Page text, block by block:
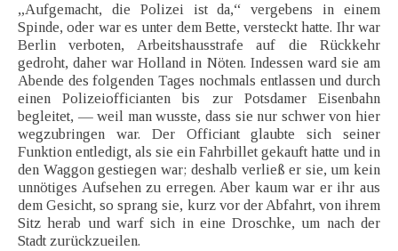
„Aufgemacht, die Polizei ist da,“ vergebens in einem
Spinde, oder war es unter dem Bette, versteckt hatte. Ihr war
Berlin verboten, Arbeitshausstrafe auf die Rückkehr
gedroht, daher war Holland in Nöten. Indessen ward sie am
Abende des folgenden Tages nochmals entlassen und durch
einen Polizeiofficianten bis zur Potsdamer Eisenbahn
begleitet, — weil man wusste, dass sie nur schwer von hier
wegzubringen war. Der Officiant glaubte sich seiner
Funktion entledigt, als sie ein Fahrbillet gekauft hatte und in
den Waggon gestiegen war; deshalb verließ er sie, um kein
unnötiges Aufsehen zu erregen. Aber kaum war er ihr aus
dem Gesicht, so sprang sie, kurz vor der Abfahrt, von ihrem
Sitz herab und warf sich in eine Droschke, um nach der
Stadt zurückzueilen.